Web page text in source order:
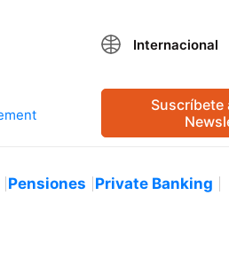
Internacional
Suscríbete
Pensiones Private Banking